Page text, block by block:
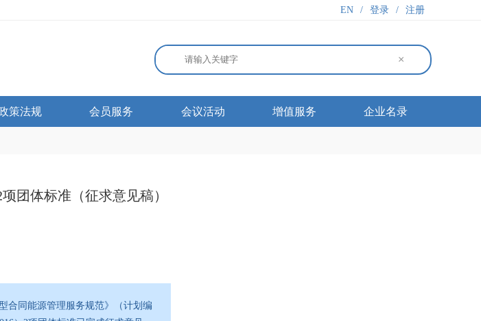
EN / 登录 / 注册
×
策法规 会员服务 会议活动 增值服务 企业名录
团体标准（征求意见稿）
合同能源管理服务规范》（计划编